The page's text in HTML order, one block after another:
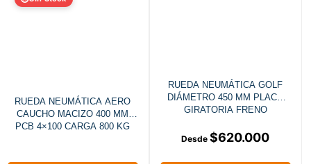
RUEDA NEUMÁTICA AERO
CAUCHO MACIZO 400 MM
PCB 4×100 CARGA 800 KG
RUEDA NEUMÁTICA GOLF
DIÁMETRO 450 MM PLACA
GIRATORIA FRENO
$620.000